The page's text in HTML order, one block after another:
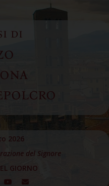
di
2026
del Signore
GIORNO